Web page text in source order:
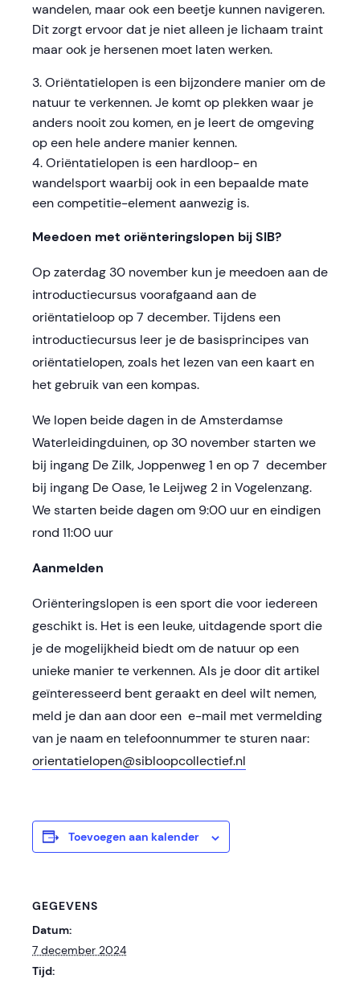
wandelen, maar ook een beetje kunnen navigeren.
Dit zorgt ervoor dat je niet alleen je lichaam traint
maar ook je hersenen moet laten werken.
Oriëntatielopen is een bijzondere manier om de
natuur te verkennen. Je komt op plekken waar je
anders nooit zou komen, en je leert de omgeving
op een hele andere manier kennen.
Oriëntatielopen is een hardloop- en
wandelsport waarbij ook in een bepaalde mate
een competitie-element aanwezig is.
Meedoen met oriënteringslopen bij SIB?
Op zaterdag 30 november kun je meedoen aan de
introductiecursus voorafgaand aan de
oriëntatieloop op 7 december. Tijdens een
introductiecursus leer je de basisprincipes van
oriëntatielopen, zoals het lezen van een kaart en
het gebruik van een kompas.
We lopen beide dagen in de Amsterdamse
Waterleidingduinen, op 30 november starten we
bij ingang De Zilk, Joppenweg 1 en op 7 december
bij ingang De Oase, 1e Leijweg 2 in Vogelenzang.
We starten beide dagen om 9:00 uur en eindigen
rond 11:00 uur
Aanmelden
Oriënteringslopen is een sport die voor iedereen
geschikt is. Het is een leuke, uitdagende sport die
je de mogelijkheid biedt om de natuur op een
unieke manier te verkennen. Als je door dit artikel
geïnteresseerd bent geraakt en deel wilt nemen,
meld je dan aan door een e-mail met vermelding
van je naam en telefoonnummer te sturen naar:
orientatielopen@sibloopcollectief.nl
Toevoegen aan kalender
GEGEVENS
Datum:
7 december 2024
Tijd: